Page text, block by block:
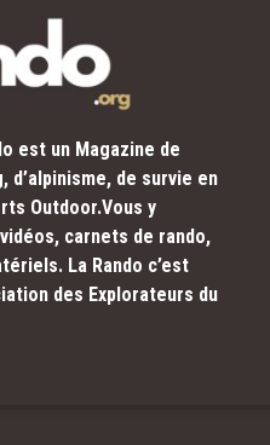
est un Magazine de
d’alpinisme, de survie en
Outdoor.Vous y
carnets de rando,
La Rando c’est
des Explorateurs du